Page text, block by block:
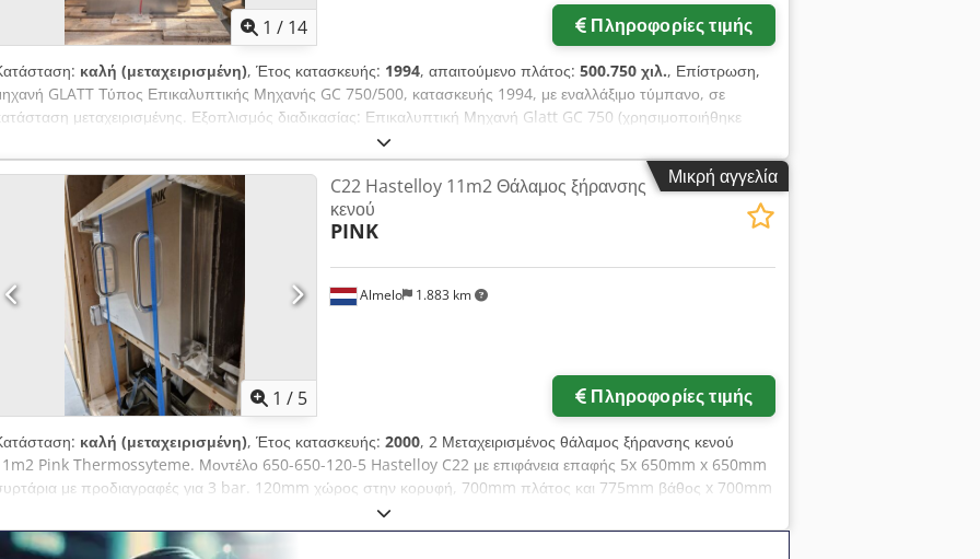
1 / 14 Πληροφορίες τιμής
καλή (μεταχειρισμένη), Έτος κατασκευής: 1994, απαιτούμενο πλάτος: 500.750 χιλ., Επίστρωση,
GLATT Τύπος Επικαλυπτικής Μηχανής GC 750/500, κατασκευής 1994, με εναλλάξιμο τύμπανο, σε
μεταχειρισμένης. Εξοπλισμός διαδικασίας: Επικαλυπτική Μηχανή Glatt GC 750 (χρησιμοποιήθηκε
για δοκιμαστική λειτουργία) Τύμπανο με οπές, με Δ = 500 χιλ. και 750 χιλ. Είσοδος και έξοδος αέρα για και τα
τύμπανα. Χωρητικότητα τύμπανου 750: 50 – 75 κιλά/παρτίδα. Χωρητικότητα τύμπανου 500 χιλ.: 15 - 45
παρτίδα. Chedpfx Afezmvqie Rsa Η εκφόρτωση πρέπει να γίνεται χειροκίνητα. Βραχίονας ψεκασμού με
ακροφυσίου. Σύστημα ψεκασμού με 1 ακροφύσιο Schlick. Πίνακας ελέγχου (πνευματικός/
με PLC Siemens S5. Μονάδα επεξεργασίας αέρα 7AIR, που περιλαμβάνει: Με ανεμιστήρα εισόδου
Φίλτρα F7 και H12. Προθέρμανση. Αφυγρανση. Θέρμανση. Αποσκόνηση HERDING. Ανεμιστήρας εξόδου
Ακροφύσιο για καθαρισμό (WIP) στο εσωτερικό του τύμπανου και εξωτερικό ακροφύσιο.
Μικρή αγγελία
1 / 5
Almelo 1.883 km
C22 Hastelloy 11m2 Θάλαμος ξήρανσης
κενού
PINK
Πληροφορίες τιμής
καλή (μεταχειρισμένη), Έτος κατασκευής: 2000, 2 Μεταχειρισμένος θάλαμος ξήρανσης κενού
Pink Thermossyteme. Μοντέλο 650-650-120-5 Hastelloy C22 με επιφάνεια επαφής 5x 650mm x 650mm
με προδιαγραφές για 3 bar. 120mm χώρος στην κορυφή, 700mm πλάτος και 775mm βάθος x 700mm
Εσωτερικές διαστάσεις θαλάμου για -1/+1 bar στους 95C, WO#60070, fab# 20004677, από το 2000.
Aoiqx N Hof Rsa